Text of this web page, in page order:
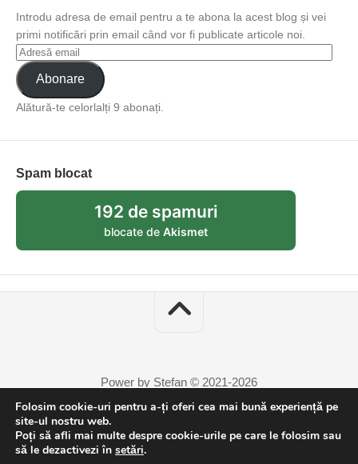
Introdu adresa de email pentru a te abona la acest blog și vei
primi notificări prin email când vor fi publicate articole noi.
Abonare
Alătură-te celorlalți 9 abonați.
Spam blocat
192 de spamuri
blocate de Akismet
Power by Stefan © 2021-2026
Folosim cookie-uri pentru a-ți oferi cea mai bună experiență pe
site-ul nostru web.
Poți să afli mai multe despre cookie-urile pe care le folosim sau
să le dezactivezi în setări.